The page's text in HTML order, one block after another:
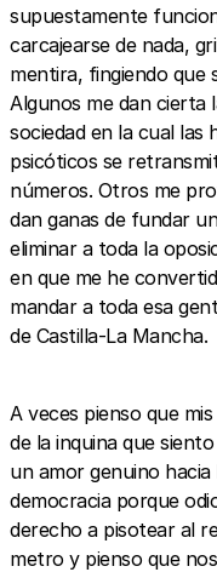
supuestamente
carcajearse de nada,
mentira, fingiendo que
Algunos me dan cierta
sociedad en la cual
psicóticos se
números. Otros me
dan ganas de fundar
eliminar a toda la
en que me he
mandar a toda esa
de Castilla-La Mancha.
A veces pienso que
de la inquina que
un amor genuino
democracia porque
derecho a pisotear al
metro y pienso que